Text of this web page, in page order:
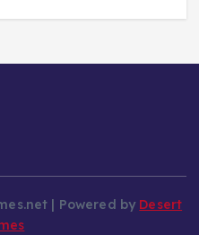
| Powered by Desert